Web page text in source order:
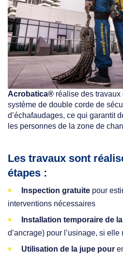
Acrobatica® réalise des
système de double corde de
d’échafaudages, ce qui garantit
les personnes de la zone de
Les travaux sont
étapes :
Inspection gratuite pour
interventions nécessaires
Installation temporaire de
d’ancrage) pour l’usinage, si elle
Utilisation de la jupe pour